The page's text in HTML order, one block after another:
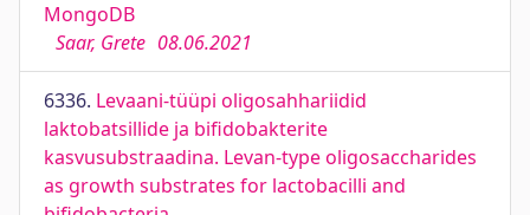
MongoDB
Saar, Grete 08.06.2021
6336. Levaani-tüüpi oligosahhariidid
laktobatsillide ja bifidobakterite
kasvusubstraadina. Levan-type oligosaccharides
as growth substrates for lactobacilli and